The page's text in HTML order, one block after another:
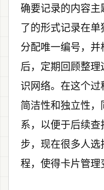
确要记录的内容主
了的形式记录在
分配唯一编号，
后，定期回顾整
识网络。在这个
简洁性和独立性
系，以便于后续
步，现在很多人
程，使得卡片管理